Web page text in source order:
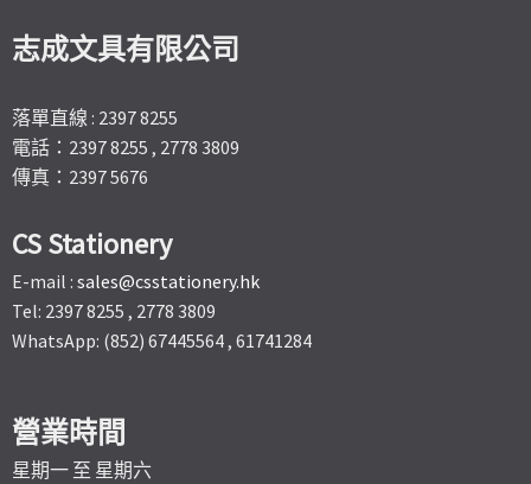
志成文具有限公司
落單直線 : 2397 8255
電話：2397 8255 , 2778 3809
傳真：2397 5676
CS Stationery
E-mail : sales@csstationery.hk
Tel: 2397 8255 , 2778 3809
WhatsApp: (852) 67445564 , 61741284
營業時間
星期一 至 星期六